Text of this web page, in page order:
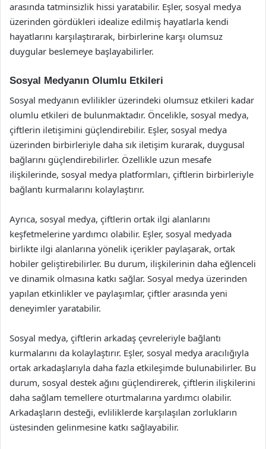
arasında tatminsizlik hissi yaratabilir. Eşler, sosyal medya
üzerinden gördükleri idealize edilmiş hayatlarla kendi
hayatlarını karşılaştırarak, birbirlerine karşı olumsuz
duygular beslemeye başlayabilirler.
Sosyal Medyanın Olumlu Etkileri
Sosyal medyanın evlilikler üzerindeki olumsuz etkileri kadar
olumlu etkileri de bulunmaktadır. Öncelikle, sosyal medya,
çiftlerin iletişimini güçlendirebilir. Eşler, sosyal medya
üzerinden birbirleriyle daha sık iletişim kurarak, duygusal
bağlarını güçlendirebilirler. Özellikle uzun mesafe
ilişkilerinde, sosyal medya platformları, çiftlerin birbirleriyle
bağlantı kurmalarını kolaylaştırır.
Ayrıca, sosyal medya, çiftlerin ortak ilgi alanlarını
keşfetmelerine yardımcı olabilir. Eşler, sosyal medyada
birlikte ilgi alanlarına yönelik içerikler paylaşarak, ortak
hobiler geliştirebilirler. Bu durum, ilişkilerinin daha eğlenceli
ve dinamik olmasına katkı sağlar. Sosyal medya üzerinden
yapılan etkinlikler ve paylaşımlar, çiftler arasında yeni
deneyimler yaratabilir.
Sosyal medya, çiftlerin arkadaş çevreleriyle bağlantı
kurmalarını da kolaylaştırır. Eşler, sosyal medya aracılığıyla
ortak arkadaşlarıyla daha fazla etkileşimde bulunabilirler. Bu
durum, sosyal destek ağını güçlendirerek, çiftlerin ilişkilerini
daha sağlam temellere oturtmalarına yardımcı olabilir.
Arkadaşların desteği, evliliklerde karşılaşılan zorlukların
üstesinden gelinmesine katkı sağlayabilir.